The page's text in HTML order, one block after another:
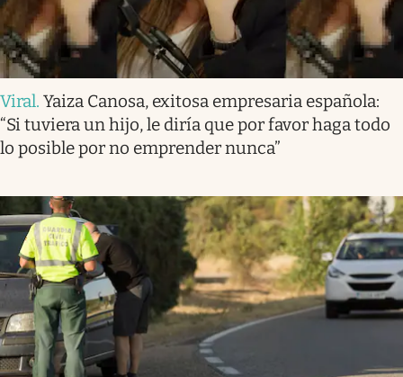
Viral. Yaiza Canosa, exitosa empresaria española:
“Si tuviera un hijo, le diría que por favor haga todo
lo posible por no emprender nunca”